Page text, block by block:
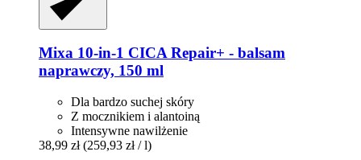
Mixa 10-​in-​1 CICA Repair+ -​ balsam
naprawczy, 150 ml
Dla bardzo suchej skóry
Z mocznikiem i alantoiną
Intensywne nawilżenie
38,99 zł (259,93 zł / l)